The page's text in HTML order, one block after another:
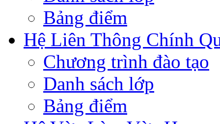
Bảng điểm
Hệ Liên Thông Chính
Chương trình đào tạo
Danh sách lớp
Bảng điểm